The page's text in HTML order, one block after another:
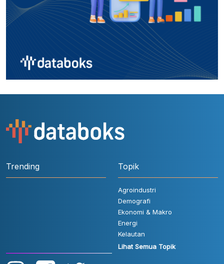
Trending Topik
Agroindustri
Demografi
Ekonomi & Makro
Energi
Kelautan
Lihat Semua Topik